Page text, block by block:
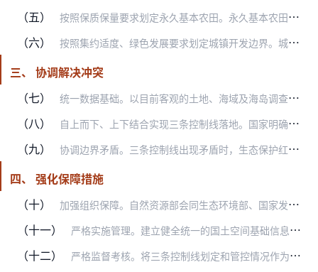
（五） 按照保质保量要求划定永久基本农田。永久基本农田是为保障国家粮食安全和重要农产品供给，实施永久特殊保护的耕地。依据耕地现状分布，根据耕地质量、粮食作物种植情况、土…
（六） 按照集约适度、绿色发展要求划定城镇开发边界。城镇开发边界是在一定时期内因城镇发展需要，可以集中进行城镇开发建设、以城镇功能为主的区域边界，涉及城市、建制镇以及各…
三、 协调解决冲突
（七）
统一数据基础。以目前客观的土地、海域及海岛调查数据为基础，形成统一的工作底数底图。已形成第三次国土调查成果并经认定的，可直接作为工作底数底图。相关调查数据存在冲…
（八） 自上而下、上下结合实现三条控制线落地。国家明确三条控制线划定和管控原则及相关技术方法；省（自治区、直辖市）确定本行政区域内三条控制线总体格局和重点区域，提出下一…
（九） 协调边界矛盾。三条控制线出现矛盾时，生态保护红线要保证生态功能的系统性和完整性，确保生态功能不降低、面积不减少、性质不改变；永久基本农田要保证适度合理的规模和稳…
四、 强化保障措施
（十）
加强组织保障。自然资源部会同生态环境部、国家发展改革委、住房城乡建设部、交通运输部、水利部、农业农村部等有关部门建立协调机制，加强对地方督促指导。地方各级党委和…
（十一） 严格实施管理。建立健全统一的国土空间基础信息平台，实现部门信息共享，严格三条控制线监测监管。三条控制线是国土空间用途管制的基本依据，涉及生态保护红线、永久基本农…
（十二）
严格监督考核。将三条控制线划定和管控情况作为地方党政领导班子和领导干部政绩考核内容。国家自然资源督察机构、生态环境部要按照职责，会同有关部门开展督察和监管，并将…